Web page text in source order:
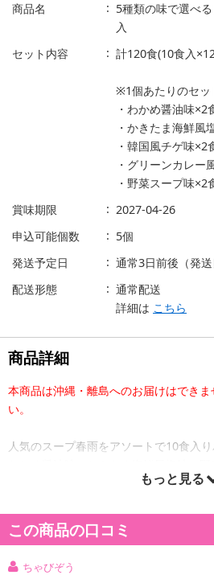
商品名
5種類の味で選べ
入
セット内容
計120食(10食入
※1個あたりのセッ
・わかめ醤油味×2
・かきたま海鮮風
・韓国風チゲ味×2
・グリーンカレー
・野菜スープ味×2
賞味期限
2027-04-26
申込可能個数
5個
発送予定日
通常3日前後（発送
配送形態
通常配送
詳細は こちら
商品詳細
本商品は沖縄・離島へのお届けはでき
い。
人気のスープ春雨をアソートで10食入り
味、グリーンカレー風味。各2食入り。
もっと見る
この商品の口コミ
ちゃびぞう